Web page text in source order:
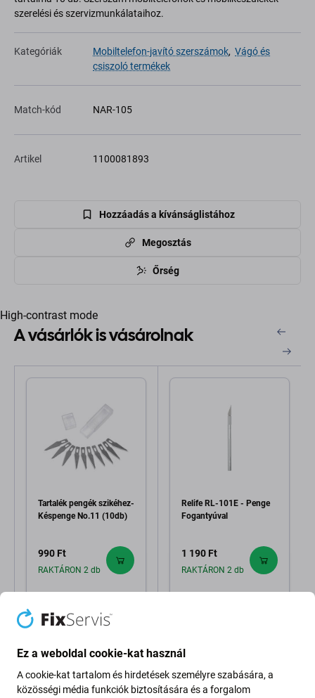
szerelési és szervizmunkálataihoz.
Kategóriák Mobiltelefon-javító szerszámok, Vágó és
csiszoló termékek
Match-kód NAR-105
Artikel 1100081893
Hozzáadás a kívánságlistához
Megosztás
Őrség
High-contrast mode
A vásárlók is vásárolnak
Tartalék pengék szikéhez-
Késpenge No.11 (10db)
990 Ft
RAKTÁRON 2 db
Relife RL-101E - Penge
Fogantyúval
1 190 Ft
RAKTÁRON 2 db
Ez a weboldal cookie-kat használ
A cookie-kat tartalom és hirdetések személyre szabására, a
közösségi média funkciók biztosítására és a forgalom